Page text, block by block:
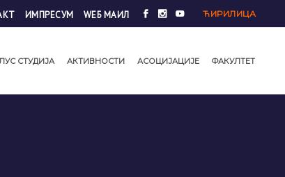
ИМПРЕСУМ WЕБ МАИЛ ЋИРИЛИЦА
СТУДИЈА АКТИВНОСТИ АСОЦИЈАЦИЈЕ ФАКУЛТЕТ